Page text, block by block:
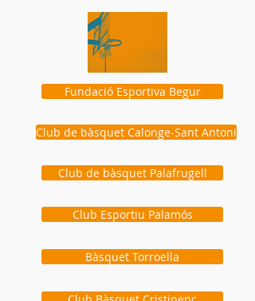
Fundació Esportiva Begur
Club de bàsquet Calonge-Sant Antoni
Club de bàsquet Palafrugell
Club Esportiu Palamós
Bàsquet Torroella